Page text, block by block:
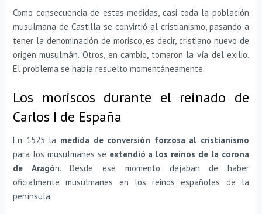
Como consecuencia de estas medidas, casi toda la población
musulmana de Castilla se convirtió al cristianismo, pasando a
tener la denominación de morisco, es decir, cristiano nuevo de
origen musulmán. Otros, en cambio, tomaron la vía del exilio.
El problema se había resuelto momentáneamente.
Los moriscos durante el reinado de
Carlos I de España
En 1525 la medida de conversión forzosa al cristianismo
para los musulmanes se extendió a los reinos de la corona
de Aragón. Desde ese momento dejaban de haber
oficialmente musulmanes en los reinos españoles de la
península.